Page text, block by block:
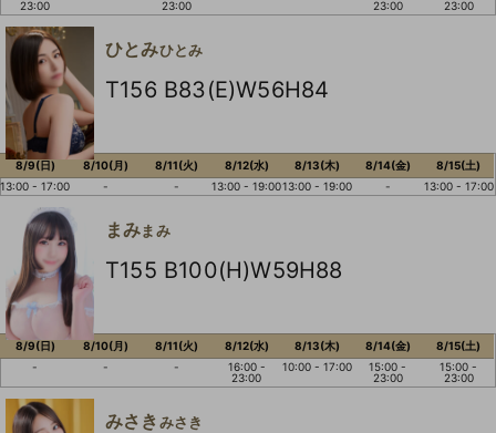
23:00
23:00
23:00
23:00
ひとみひとみ
T156 B83(E)W56H84
8/9(日)
13:00 - 17:00
8/10(月)
-
8/11(火)
-
8/12(水)
13:00 - 19:00
8/13(木)
13:00 - 19:00
8/14(金)
-
8/15(土)
13:00 - 17:00
まみ まみ
T155 B100(H)W59H88
8/9(日)
-
8/10(月)
-
8/11(火)
-
8/12(水)
16:00 -
23:00
8/13(木)
10:00 - 17:00
8/14(金)
15:00 -
23:00
8/15(土)
15:00 -
23:00
みさき みさき